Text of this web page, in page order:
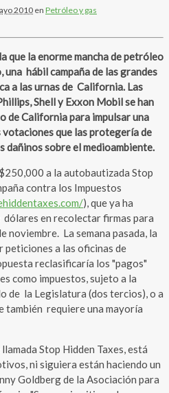
2010 en Petróleo y gas
que la enorme mancha de petróleo
una hábil campaña de las grandes
a las urnas de California. Las
Shell y Exxon Mobil se han
de California para impulsar una
que las protegería de
sobre el medioambiente.
a la autobautizada Stop
contra los Impuestos
), que ya ha
en recolectar firmas para
noviembre. La semana pasada, la
peticiones a las oficinas de
reclasificaría los "pagos"
como impuestos, sujeto a la
de la Legislatura (dos tercios), o a
también requiere una mayoría
Stop Hidden Taxes, está
ni siguiera están haciendo un
Goldberg de la Asociación para